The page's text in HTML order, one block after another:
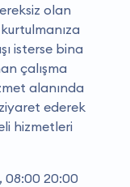
olan
isterse bina
çalışma
alanında
ederek
hizmetleri
08:00 20:00